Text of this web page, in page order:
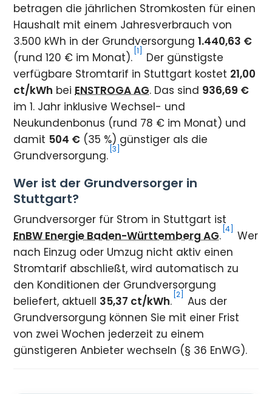
betragen die jährlichen Stromkosten für einen
Haushalt mit einem Jahresverbrauch von
3.500 kWh in der Grundversorgung1.440,63 €
(rund 120 € im Monat). [1]
Der günstigste
verfügbare Stromtarif in Stuttgart kostet 21,00
ct/kWh beiENSTROGA AG. Das sind 936,69 €
im 1. Jahr inklusive Wechsel- und
Neukundenbonus (rund 78 € im Monat) und
damit 504 € (35 %) günstiger als die
Grundversorgung. [3]
Wer ist der Grundversorger in
Stuttgart?
Grundversorger für Strom in Stuttgart ist
EnBW Energie Baden-Württemberg AG. [4]
Wer
nach Einzug oder Umzug nicht aktiv einen
Stromtarif abschließt, wird automatisch zu
den Konditionen der Grundversorgung
beliefert, aktuell 35,37 ct/kWh. [2]
Aus der
Grundversorgung können Sie mit einer Frist
von zwei Wochen jederzeit zu einem
günstigeren Anbieter wechseln (§ 36 EnWG).